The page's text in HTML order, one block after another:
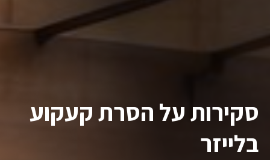
סקירות על הסרת קעקוע
בלייזר